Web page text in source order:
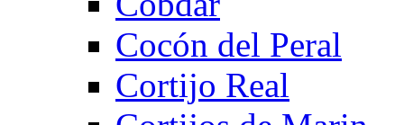
Cocón del Peral
Cortijo Real